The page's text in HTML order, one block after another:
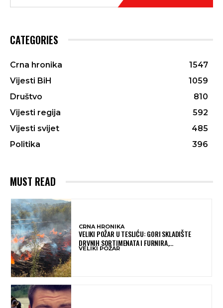
CATEGORIES
Crna hronika
1547
Vijesti BiH
1059
Društvo
810
Vijesti regija
592
Vijesti svijet
485
Politika
396
MUST READ
CRNA HRONIKA
VELIKI POŽAR U TESLIĆU: GORI SKLADIŠTE
DRVNIH SORTIMENATA I FURNIRA,
VATROGASCIMA STIŽE POMOĆ IZ VIŠE GRADOVA
VELIKI POŽAR